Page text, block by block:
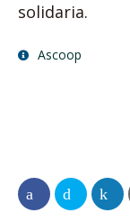
solidaria.
Ascoop